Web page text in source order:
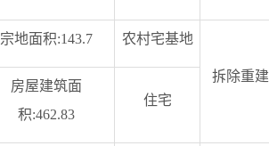
宗地面积:143.7 农村宅基地
拆除重建
房屋建筑面
积:462.83
住宅